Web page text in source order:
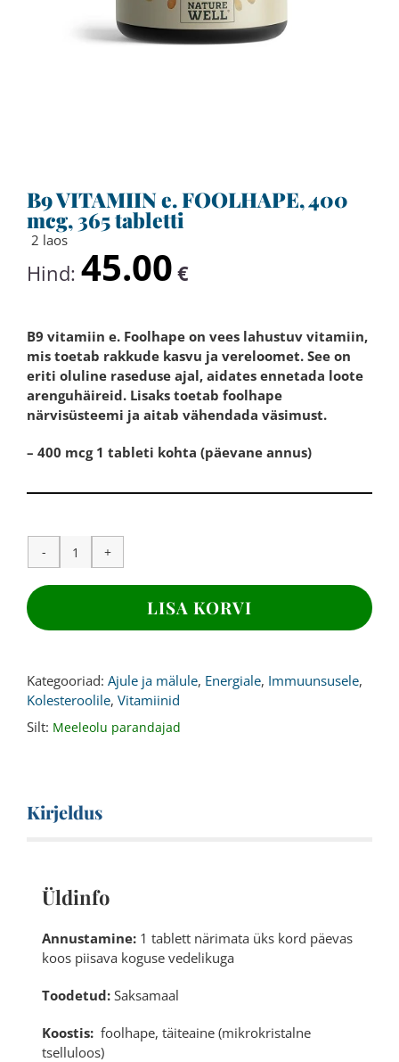
B9 VITAMIIN e. FOOLHAPE, 400
mcg, 365 tabletti
2 laos
Hind: 45.00 €
B9 vitamiin e. Foolhape on vees lahustuv vitamiin,
mis toetab rakkude kasvu ja vereloomet. See on
eriti oluline raseduse ajal, aidates ennetada loote
arenguhäireid. Lisaks toetab foolhape
närvisüsteemi ja aitab vähendada väsimust.
– 400 mcg 1 tableti kohta (päevane annus)
B9
365
tabletti
LISA KORVI
Kategooriad: Ajule ja mälule, Energiale, Immuunsusele,
Kolesteroolile, Vitamiinid
Silt: Meeleolu parandajad
Kirjeldus
Üldinfo
Annustamine:1 tablett närimata üks kord päevas
koos piisava koguse vedelikuga
Toodetud: Saksamaal
Koostis: foolhape, täiteaine (mikrokristalne
tselluloos)